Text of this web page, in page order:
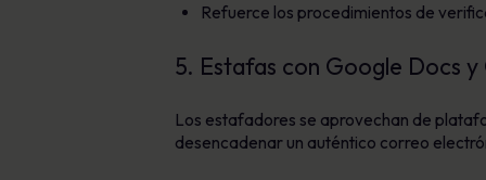
Refuerce los procedimientos de
5. Estafas con Google Docs y
Los estafadores se aprovechan de
desencadenar un auténtico correo